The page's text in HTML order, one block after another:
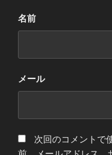
名前
メール
次回のコメントで